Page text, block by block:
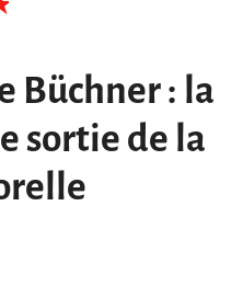
Büchner : la
sortie de la